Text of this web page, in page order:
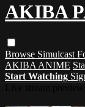
AKIBA
Browse Simulcast
AKIBA ANIME
Start Watching